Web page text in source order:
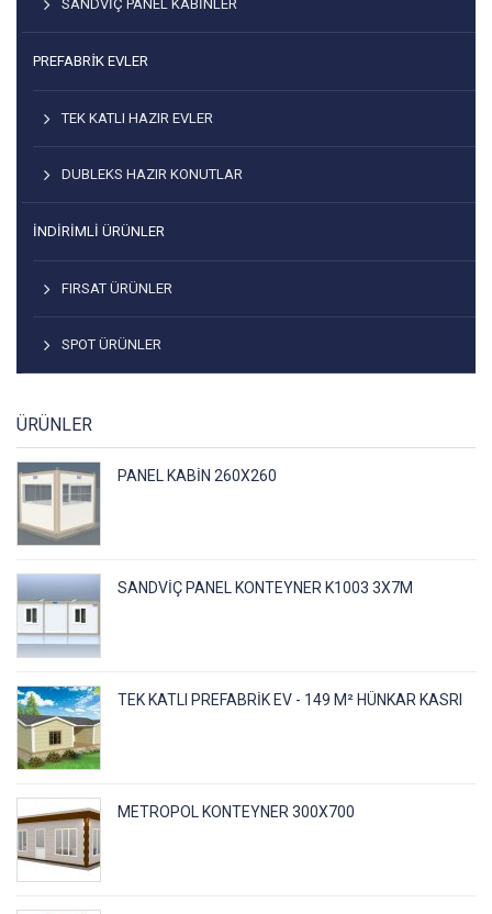
SANDVIÇ PANEL KABINLER
PREFABRİK EVLER
TEK KATLI HAZIR EVLER
DUBLEKS HAZIR KONUTLAR
İNDIRIMLI ÜRÜNLER
FIRSAT ÜRÜNLER
SPOT ÜRÜNLER
ÜRÜNLER
PANEL KABIN 260X260
SANDVIÇ PANEL KONTEYNER K1003 3X7M
TEK KATLI PREFABRIK EV - 149 M² HÜNKAR KASRI
METROPOL KONTEYNER 300X700